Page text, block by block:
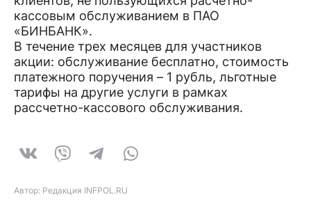
кассовым обслуживанием в ПАО
«БИНБАНК».
В течение трех месяцев для участников
акции: обслуживание бесплатно, стоимость
платежного поручения – 1 рубль, льготные
тарифы на другие услуги в рамках
рассчетно-кассового обслуживания.
Автор: Редакция INFPOL.RU